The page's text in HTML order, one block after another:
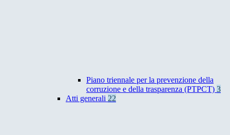
Piano triennale per la prevenzione della
corruzione e della trasparenza (PTPCT) 3
Atti generali 22